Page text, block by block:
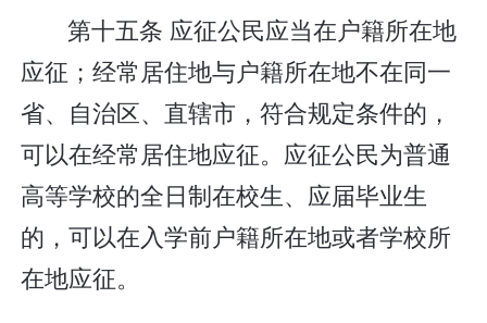
第十五条 应征公民应当在户籍所在地
应征；经常居住地与户籍所在地不在同一
省、自治区、直辖市，符合规定条件的，
可以在经常居住地应征。应征公民为普通
高等学校的全日制在校生、应届毕业生
的，可以在入学前户籍所在地或者学校所
在地应征。